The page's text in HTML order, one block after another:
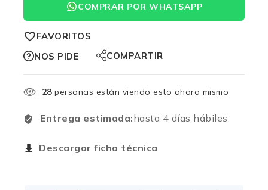
COMPRAR POR WHATSAPP
FAVORITOS
NOS PIDE
COMPARTIR
28personas están viendo esto ahora mismo
Entrega estimada:hasta 4 días hábiles
Descargar ficha técnica